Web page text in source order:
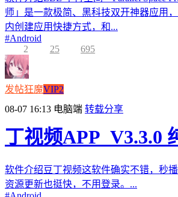
师」是一款极简、黑科技双开神器应用
内创建应用快捷方式，和...
#Android
2
25 695
发帖狂魔VIP2
08-07 16:13 电脑端 转载分享
丁视频APP_V3.3.0
软件介绍豆丁视频这软件确实不错，秒
资源更新也挺快，不用登录。...